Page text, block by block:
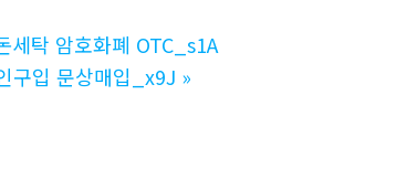
세탁 암호화폐 OTC_s1A
구입 문상매입_x9J »